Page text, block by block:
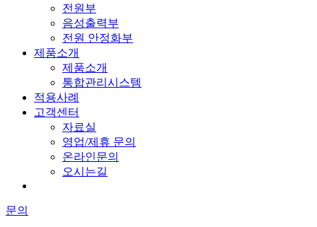
전원부
음성출력부
전원 안정화부
제품소개
제품소개
통합관리시스템
적용사례
고객센터
자료실
영업/제휴 문의
온라인문의
오시는길
문의